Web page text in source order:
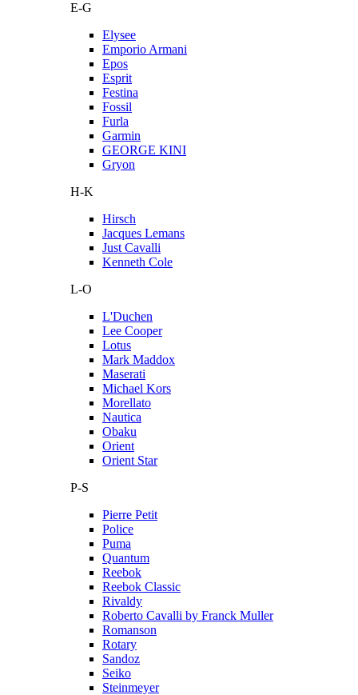
E-G
Elysee
Emporio Armani
Epos
Esprit
Festina
Fossil
Furla
Garmin
GEORGE KINI
Gryon
H-K
Hirsch
Jacques Lemans
Just Cavalli
Kenneth Cole
L-O
L'Duchen
Lee Cooper
Lotus
Mark Maddox
Maserati
Michael Kors
Morellato
Nautica
Obaku
Orient
Orient Star
P-S
Pierre Petit
Police
Puma
Quantum
Reebok
Reebok Classic
Rivaldy
Roberto Cavalli by Franck Muller
Romanson
Rotary
Sandoz
Seiko
Steinmeyer